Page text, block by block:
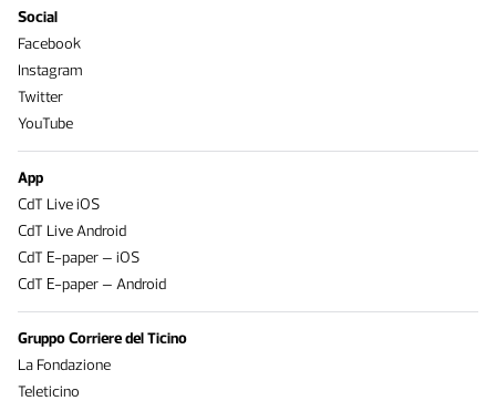
Social
Facebook
Instagram
Twitter
YouTube
App
CdT Live iOS
CdT Live Android
CdT E-paper – iOS
CdT E-paper – Android
Gruppo Corriere del Ticino
La Fondazione
Teleticino